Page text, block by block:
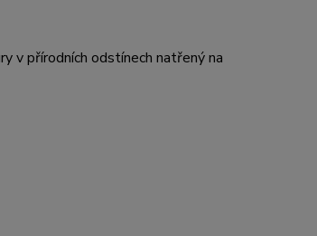
v přírodních odstínech natřený na